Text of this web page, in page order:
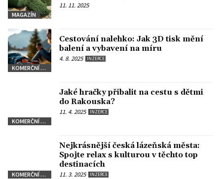
MAGAZÍN
11. 11. 2025
KOMERČNÍ SDĚLENÍ
Cestování nalehko: Jak 3D tisk mění
balení a vybavení na míru
4. 8. 2025 INZERCE
KOMERČNÍ SDĚLENÍ
Jaké hračky přibalit na cestu s dětmi
do Rakouska?
11. 4. 2025 INZERCE
KOMERČNÍ SDĚLENÍ
Nejkrásnější česká lázeňská města:
Spojte relax s kulturou v těchto top
destinacích
11. 3. 2025 INZERCE